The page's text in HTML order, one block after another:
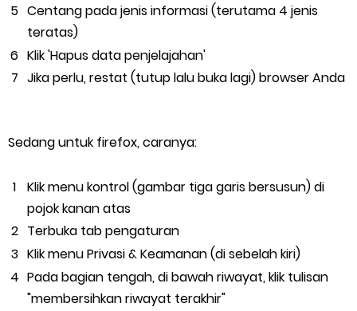
Centang pada jenis informasi (terutama 4 jenis
teratas)
Klik 'Hapus data penjelajahan'
Jika perlu, restat (tutup lalu buka lagi) browser Anda
Sedang untuk firefox, caranya:
Klik menu kontrol (gambar tiga garis bersusun) di
pojok kanan atas
Terbuka tab pengaturan
Klik menu Privasi & Keamanan (di sebelah kiri)
Pada bagian tengah, di bawah riwayat, klik tulisan
"membersihkan riwayat terakhir"